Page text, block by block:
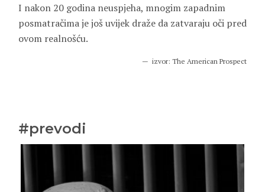
I nakon 20 godina neuspjeha, mnogim zapadnim
posmatračima je još uvijek draže da zatvaraju oči pred
ovom realnošću.
izvor: The American Prospect
#prevodi